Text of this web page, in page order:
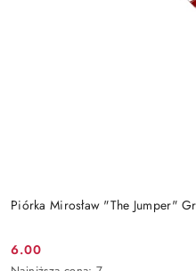
Piórka Mirosław "The Jumper"
Cena
6.00